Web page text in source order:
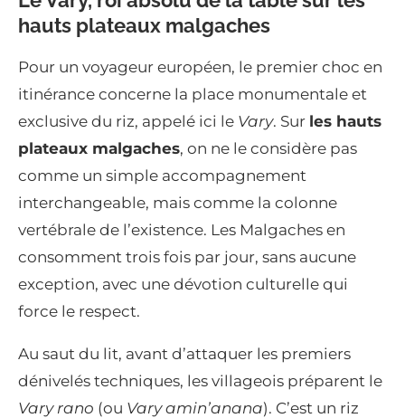
hauts plateaux malgaches
Pour un voyageur européen, le premier choc en
itinérance concerne la place monumentale et
exclusive du riz, appelé ici le Vary. Sur les hauts
plateaux malgaches, on ne le considère pas
comme un simple accompagnement
interchangeable, mais comme la colonne
vertébrale de l’existence. Les Malgaches en
consomment trois fois par jour, sans aucune
exception, avec une dévotion culturelle qui
force le respect.
Au saut du lit, avant d’attaquer les premiers
dénivelés techniques, les villageois préparent le
Vary rano (ou Vary amin’anana). C’est un riz